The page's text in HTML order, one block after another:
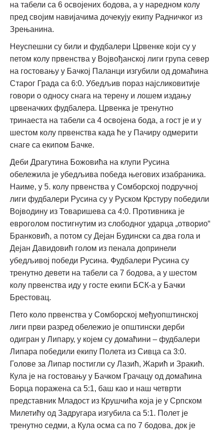
на табели са 6 освојених бодова, а у наредном колу
пред својим навијачима дочекују екипу Радничког из
Зрењанина.
Неуспешни су били и фудбалери Црвенке који су у
петом колу првенства у Војвођанској лиги група север
на гостовању у Бачкој Паланци изгубили од домаћина
Старог Града са 6:0. Убедљив пораз најсликовитије
говори о односу снага на терену и лошем издању
црвеначких фудбалера. Црвенка је тренутно
тринаеста на табели са 4 освојена бода, а гост је и у
шестом колу првенства када ће у Пачиру одмерити
снаге са екипом Бачке.
Деби Драгутина Божовића на клупи Русина
обележила је убедљива победа његових изабраника.
Наиме, у 5. колу првенства у Сомборској подручној
лиги фудбалери Русина су у Руском Крстуру победили
Војводину из Товаришева са 4:0. Противника је
евроголом постигнутим из слободног ударца „отворио“
Бранковић, а потом су Дејан Будински са два гола и
Дејан Давидовић голом из пенала допринели
убедљивој победи Русина. Фудбалери Русина су
тренутно девети на табели са 7 бодова, а у шестом
колу првенства иду у госте екипи БСК-а у Бачки
Брестовац.
Пето коло првенства у Сомборској међуопштинској
лиги први разред обележио је општински дерби
одигран у Липару, у којем су домаћини – фудбалери
Липара победили екипу Полета из Сивца са 3:0.
Голове за Липар постигли су Лазић, Жарић и Зракић.
Кула је на гостовању у Бачком Грачацу од домаћина
Борца поражена са 5:1, баш као и наш четврти
представник Младост из Крушчића која је у Српском
Милетићу од Задругара изгубила са 5:1. Полет је
тренутно седми, а Кула осма са по 7 бодова, док је